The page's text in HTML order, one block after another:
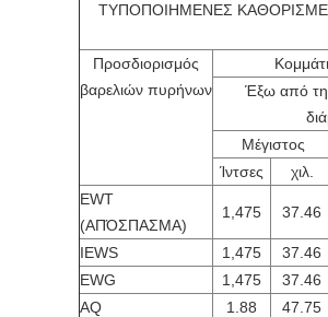
ΤΥΠΟΠΟΙΗΜΕΝΕΣ
Προσδιορισμός
βαρελιών πυρήνων
Έξω από
Μέγιστος
Ίντσες
χιλ.
EWT
(ΑΠΌΣΠΑΣΜΑ)
1,475 37.46
IEWS 1,475 37.46
EWG
1,475 37.46
AQ
1.88 47.75